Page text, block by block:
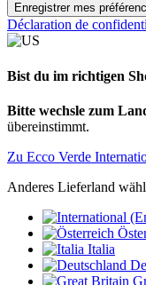
Enregistrer mes
Déclaration de
Bist du im richtigen
Bitte wechsle zum
übereinstimmt.
Zu Ecco Verde
Anderes Lieferland
Italia